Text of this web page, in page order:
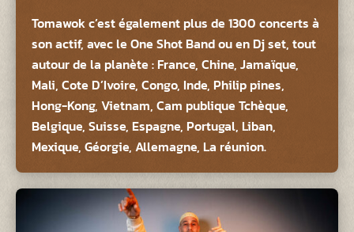
Tomawok c’est également plus de 1300 concerts à
son actif, avec le One Shot Band ou en Dj set, tout
autour de la planète : France, Chine, Jamaïque,
Mali, Cote D’Ivoire, Congo, Inde, Philip pines,
Hong-Kong, Vietnam, Cam publique Tchèque,
Belgique, Suisse, Espagne, Portugal, Liban,
Mexique, Géorgie, Allemagne, La réunion.